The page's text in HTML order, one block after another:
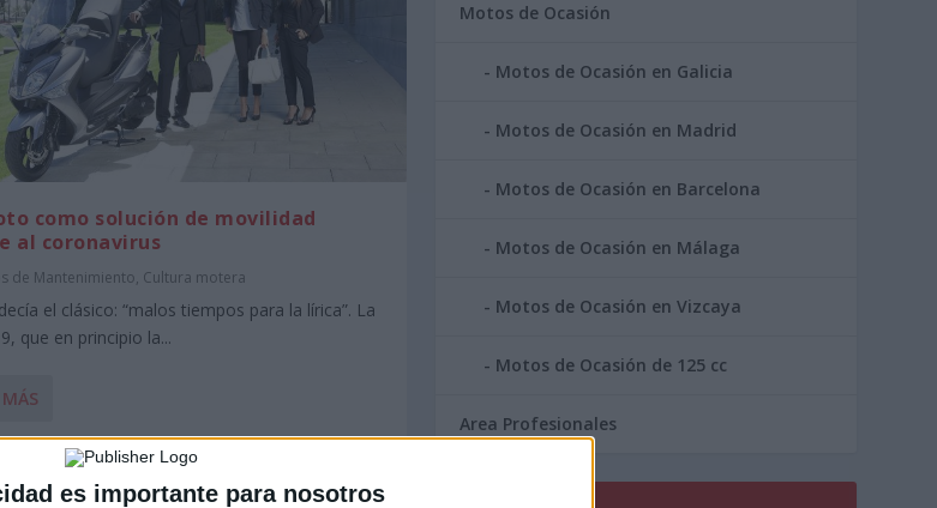
es importante para nosotros
como solución de movilidad
al coronavirus
de Mantenimiento, Cultura motera
el clásico: “malos tiempos para la lírica”. La
que en principio la...
MÁS
Motos de Ocasión
Motos de Ocasión en Galicia
Motos de Ocasión en Madrid
Motos de Ocasión en Barcelona
Motos de Ocasión en Málaga
Motos de Ocasión en Vizcaya
Motos de Ocasión de 125 cc
Area Profesionales